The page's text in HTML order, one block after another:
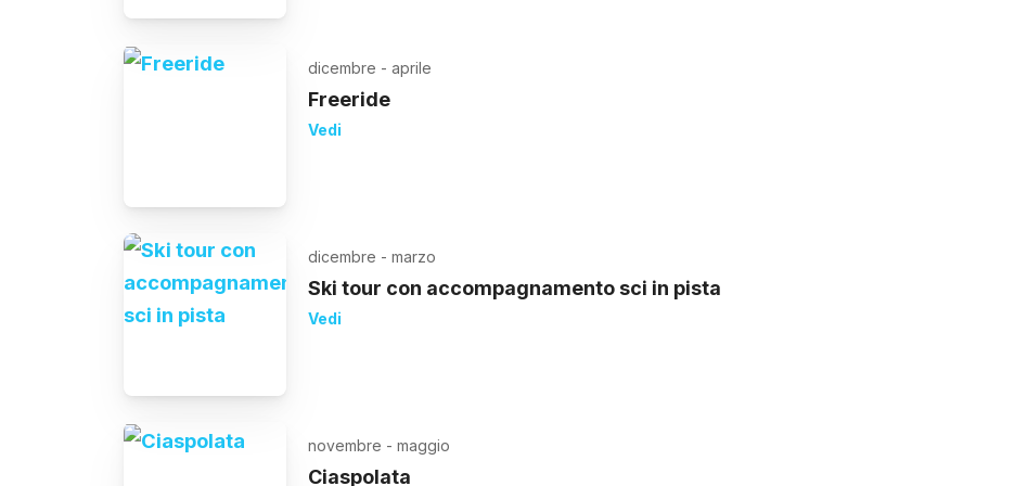
dicembre - aprile
Freeride
Vedi
dicembre - marzo
Ski tour con accompagnamento sci in pista
Vedi
novembre - maggio
Ciaspolata